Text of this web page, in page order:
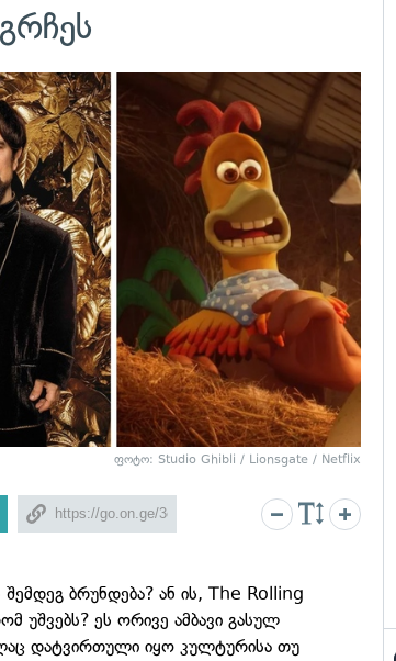
ფოტო: Studio Ghibli / Lionsgate / Netflix
ბრუნდება? ან ის, The Rolling
ეს ორივე ამბავი გასულ
დატვირთული იყო კულტურისა თუ